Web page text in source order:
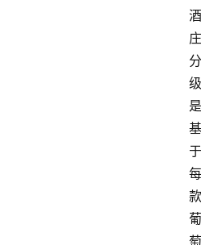
酒
庄
分
级
是
基
于
每
款
葡
萄